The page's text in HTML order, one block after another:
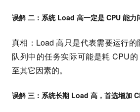
误解 二：系统 Load 高一定是 CPU 能力
真相：Load 高只是代表需要运行
队列中的任务实际可能是耗 CPU
至其它因素的。
误解 三：系统长期 Load 高，首选增加